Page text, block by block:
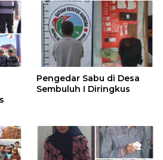
Pekerja Rentan
Pengedar Sabu di Desa
Sembuluh I Diringkus